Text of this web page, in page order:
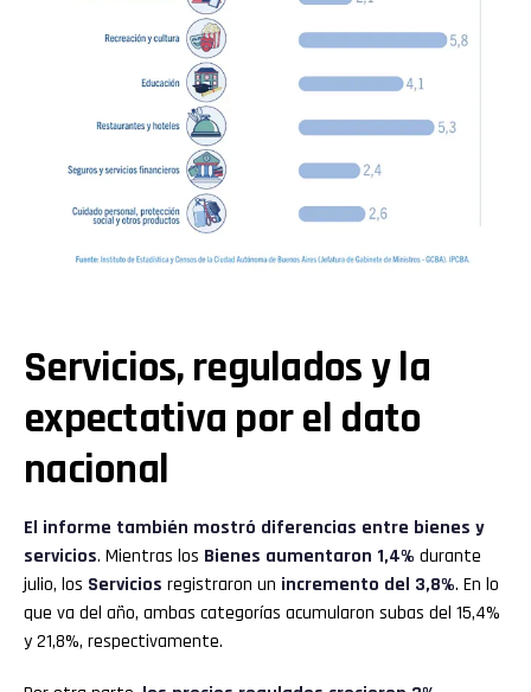
Servicios, regulados y la
expectativa por el dato
nacional
El informe también mostró diferencias entre bienes y
servicios. Mientras los Bienes aumentaron 1,4% durante
julio, los Servicios registraron un incremento del 3,8%. En lo
que va del año, ambas categorías acumularon subas del 15,4%
y 21,8%, respectivamente.